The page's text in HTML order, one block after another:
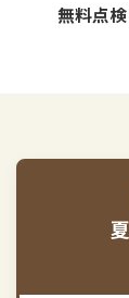
無料点検